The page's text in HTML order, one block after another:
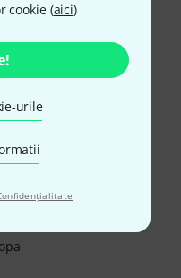
cookie (aici)
urile
de zile